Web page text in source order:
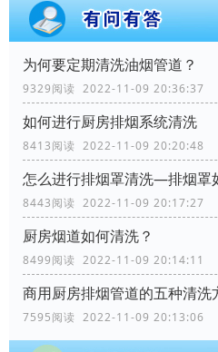
为何要定期清洗油烟管道？
9329阅读 2022-11-09 20:36:37
如何进行厨房排烟系统清洗
8413阅读 2022-11-09 20:20:48
怎么进行排烟罩清洗—排烟罩
8443阅读 2022-11-09 20:17:27
厨房烟道如何清洗？
8499阅读 2022-11-09 20:14:11
7595阅读 2022-11-09 20:13:06